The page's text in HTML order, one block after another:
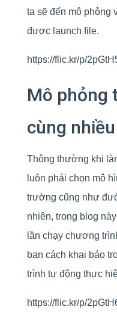
ta sẽ đến mô phỏng
được launch file.
https://flic.kr/p/
Mô phỏng
cùng
Thông thường khi
luôn phải chọn mô
trường cũng như
nhiên, trong blog
lần chạy chương
bạn cách khai báo
trình tự động thực
https://flic.kr/p/